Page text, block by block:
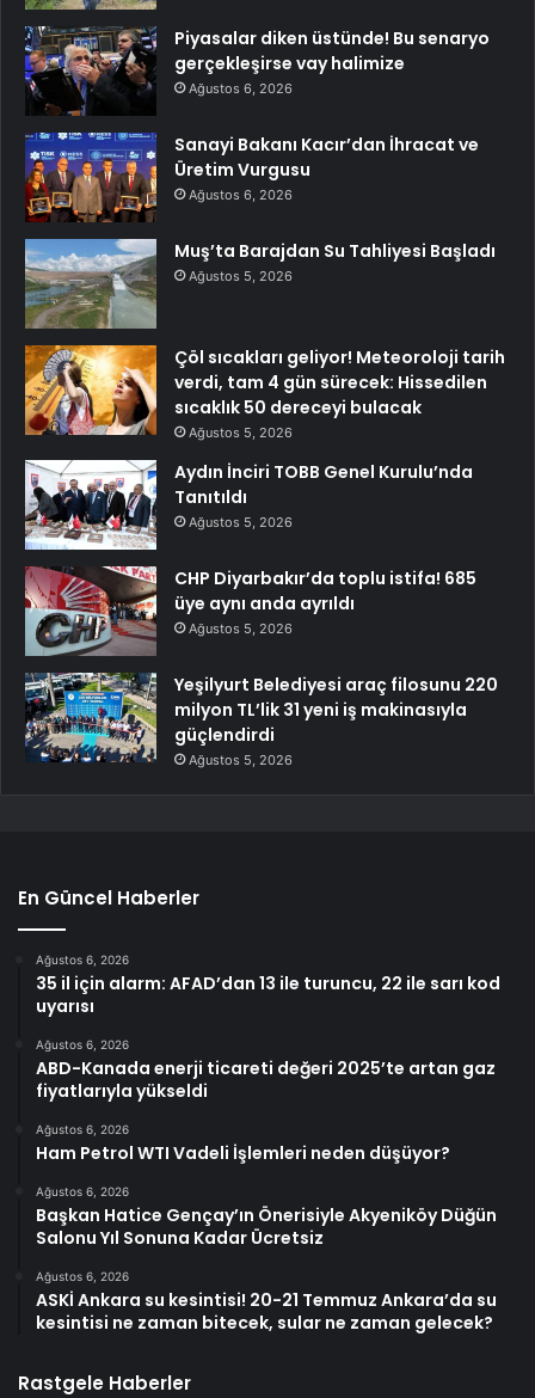
Piyasalar diken üstünde! Bu senaryo
gerçekleşirse vay halimize
Ağustos 6, 2026
Sanayi Bakanı Kacır’dan İhracat ve
Üretim Vurgusu
Ağustos 6, 2026
Muş’ta Barajdan Su Tahliyesi Başladı
Ağustos 5, 2026
Çöl sıcakları geliyor! Meteoroloji tarih
verdi, tam 4 gün sürecek: Hissedilen
sıcaklık 50 dereceyi bulacak
Ağustos 5, 2026
Aydın İnciri TOBB Genel Kurulu’nda
Tanıtıldı
Ağustos 5, 2026
CHP Diyarbakır’da toplu istifa! 685
üye aynı anda ayrıldı
Ağustos 5, 2026
Yeşilyurt Belediyesi araç filosunu 220
milyon TL’lik 31 yeni iş makinasıyla
güçlendirdi
Ağustos 5, 2026
En Güncel Haberler
Ağustos 6, 2026
35 il için alarm: AFAD’dan 13 ile turuncu, 22 ile sarı kod
uyarısı
Ağustos 6, 2026
ABD-Kanada enerji ticareti değeri 2025’te artan gaz
fiyatlarıyla yükseldi
Ağustos 6, 2026
Ham Petrol WTI Vadeli İşlemleri neden düşüyor?
Ağustos 6, 2026
Başkan Hatice Gençay’ın Önerisiyle Akyeniköy Düğün
Salonu Yıl Sonuna Kadar Ücretsiz
Ağustos 6, 2026
ASKİ Ankara su kesintisi! 20-21 Temmuz Ankara’da su
kesintisi ne zaman bitecek, sular ne zaman gelecek?
Rastgele Haberler